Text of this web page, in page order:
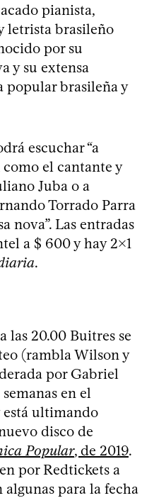
pianista,
letrista brasileño
por su
y su extensa
popular brasileña y
escuchar “a
como el cantante y
Juba o a
Torrado Parra
nova”. Las entradas
a $ 600 y hay 2x1
.
las 20.00 Buitres se
(rambla Wilson y
por Gabriel
en el
ultimando
disco de
Popular, de 2019.
por Redtickets a
para la fecha